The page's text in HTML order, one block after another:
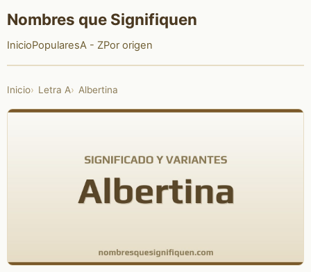
Nombres que Signifiquen
InicioPopularesA - ZPor origen
Inicio Letra A Albertina